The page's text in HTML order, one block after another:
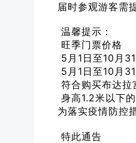
届时参观游客需提
温馨提示：
旺季门票价格
5月1日至10月31
5月1日至10月31
符合购买布达拉宫
身高1.2米以下的
为落实疫情防控措
特此通告